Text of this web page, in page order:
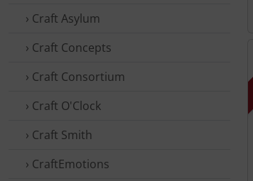
› Craft Asylum
› Craft Concepts
› Craft Consortium
› Craft O'Clock
› Craft Smith
› CraftEmotions